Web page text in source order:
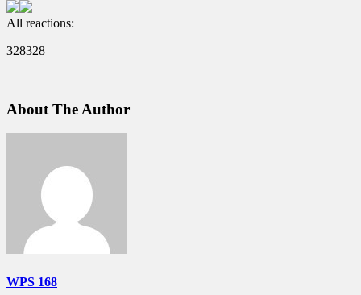
All reactions:
328328
About The Author
WPS 168